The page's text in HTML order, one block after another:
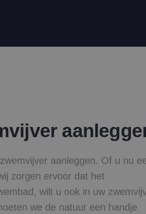
aanleggen. Of u nu
zorgen ervoor dat het
wilt u ook in uw
we de natuur een handje